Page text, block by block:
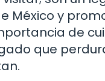
México y
de
que